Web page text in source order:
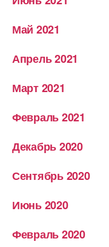
Май 2021
Апрель 2021
Март 2021
Февраль 2021
Декабрь 2020
Сентябрь 2020
Июнь 2020
Февраль 2020